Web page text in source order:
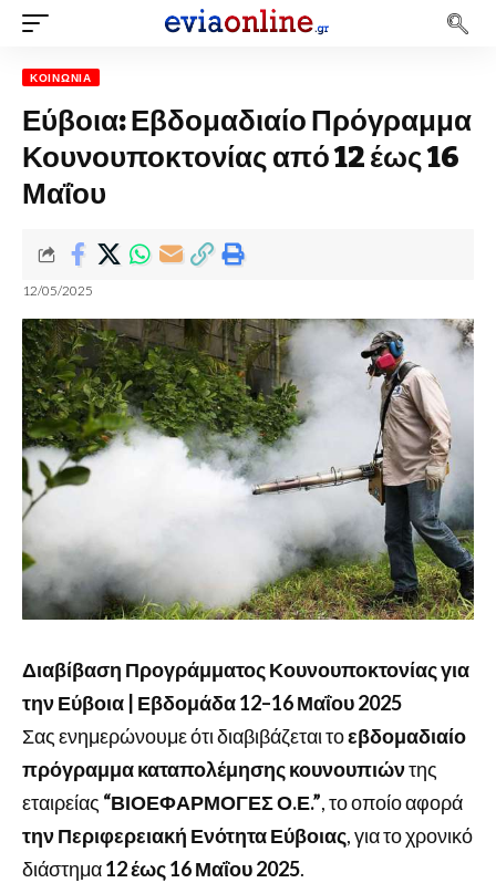
ΚΟΙΝΩΝΊΑ
Εύβοια: Εβδομαδιαίο Πρόγραμμα
Κουνουποκτονίας από 12 έως 16
Μαΐου
12/05/2025
Διαβίβαση Προγράμματος Κουνουποκτονίας για
την Εύβοια | Εβδομάδα 12–16 Μαΐου 2025
Σας ενημερώνουμε ότι διαβιβάζεται τοεβδομαδιαίο
πρόγραμμα καταπολέμησης κουνουπιώντης
εταιρείας “ΒΙΟΕΦΑΡΜΟΓΕΣ Ο.Ε.”, το οποίο αφορά
την Περιφερειακή Ενότητα Εύβοιας, για το χρονικό
διάστημα12 έως 16 Μαΐου 2025.